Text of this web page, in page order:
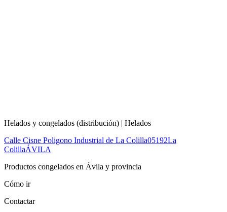
Helados y congelados (distribución) | Helados
Calle Cisne Poligono Industrial de La Colilla05192La
ColillaÁVILA
Productos congelados en Ávila y provincia
Cómo ir
Contactar